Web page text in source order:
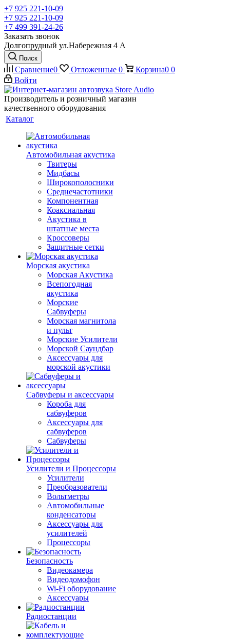
+7 925 221-10-09
+7 925 221-10-09
+7 499 391-24-26
Заказать звонок
Долгопрудный ул.Набережная 4 А
Поиск
Сравнение0 Отложенные 0 Корзина0 0
Войти
Производитель и розничный магазин
качественного оборудования
Каталог
Автомобильная акустика
Твитеры
Мидбасы
Широкополосники
Среднечастотники
Компонентная
Коаксиальная
Акустика в
штатные места
Кроссоверы
Защитные сетки
Морская акустика
Морская Акустика
Всепогодная
акустика
Морские
Сабвуферы
Морская магнитола
и пульт
Морские Усилители
Морской Cаундбар
Аксессуары для
морской акустики
Сабвуферы и аксессуары
Короба для
сабвуферов
Аксессуары для
сабвуферов
Сабвуферы
Усилители и Процессоры
Усилители
Преобразователи
Вольтметры
Автомобильные
конденсаторы
Аксессуары для
усилителей
Процессоры
Безопасность
Видеокамера
Видеодомофон
Wi-Fi оборудование
Аксессуары
Радиостанции